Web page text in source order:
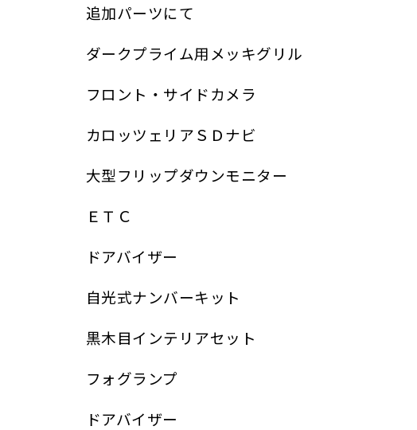
追加パーツにて
ダークプライム用メッキグリル
フロント・サイドカメラ
カロッツェリアＳＤナビ
大型フリップダウンモニター
ＥＴＣ
ドアバイザー
自光式ナンバーキット
黒木目インテリアセット
フォグランプ
ドアバイザー